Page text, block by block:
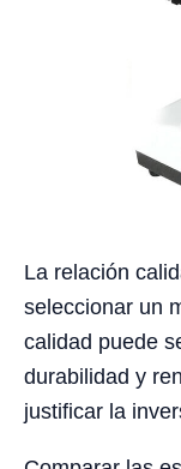
La relación
seleccionar un
calidad puede
durabilidad y
justificar la